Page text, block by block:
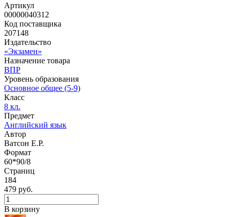
Артикул
00000040312
Код поставщика
207148
Издательство
«Экзамен»
Назначение товара
ВПР
Уровень образования
Основное общее (5-9)
Класс
8 кл.
Предмет
Английский язык
Автор
Ватсон Е.Р.
Формат
60*90/8
Страниц
184
479 руб.
В корзину